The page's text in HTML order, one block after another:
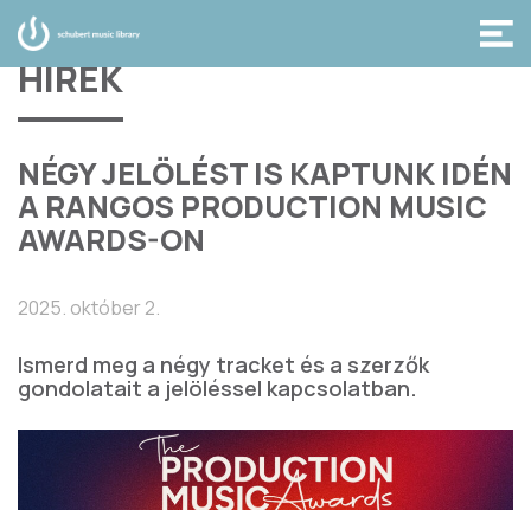
HÍREK
NÉGY JELÖLÉST IS KAPTUNK IDÉN
A RANGOS PRODUCTION MUSIC
AWARDS-ON
2025. október 2.
Ismerd meg a négy tracket és a szerzők
gondolatait a jelöléssel kapcsolatban.